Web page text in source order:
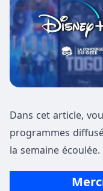
Dans cet article,
programmes
la semaine écoulée.